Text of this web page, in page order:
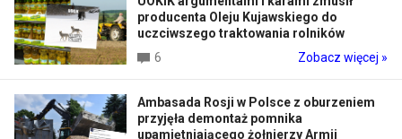
producenta Oleju Kujawskiego do
uczciwszego traktowania rolników
6
Zobacz więcej »
Ambasada Rosji w Polsce z oburzeniem
przyjęła demontaż pomnika
upamiętniającego żołnierzy Armii